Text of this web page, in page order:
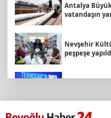
Antalya
vatandaşın
Nevşehir
peşpeşe